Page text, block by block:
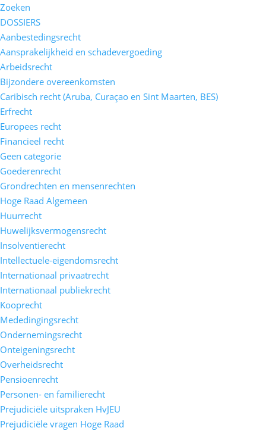
Zoeken
DOSSIERS
Aanbestedingsrecht
Aansprakelijkheid en schadevergoeding
Arbeidsrecht
Bijzondere overeenkomsten
Caribisch recht (Aruba, Curaçao en Sint Maarten, BES)
Erfrecht
Europees recht
Financieel recht
Geen categorie
Goederenrecht
Grondrechten en mensenrechten
Hoge Raad Algemeen
Huurrecht
Huwelijksvermogensrecht
Insolventierecht
Intellectuele-eigendomsrecht
Internationaal privaatrecht
Internationaal publiekrecht
Kooprecht
Mededingingsrecht
Ondernemingsrecht
Onteigeningsrecht
Overheidsrecht
Pensioenrecht
Personen- en familierecht
Prejudiciële uitspraken HvJEU
Prejudiciële vragen Hoge Raad